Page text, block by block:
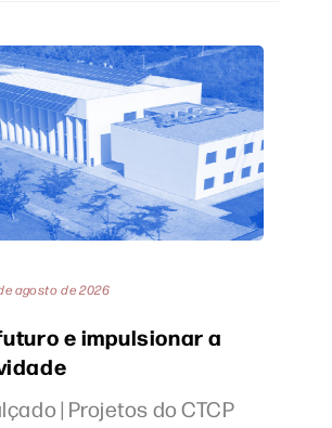
agosto de 2026
e impulsionar a
| Projetos do CTCP